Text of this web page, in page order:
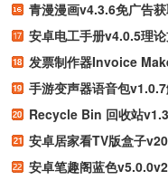
青漫漫画v4.3.6免广告
安卓电工手册v4.0.5理
发票制作器Invoice
手游变声器语音包
Recycle Bin 回收站
安卓居家看TV版盒子
安卓笔趣阁蓝色